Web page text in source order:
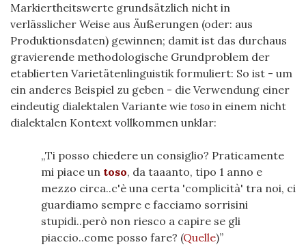
Markiertheitswerte grundsätzlich nicht in
verlässlicher Weise aus Äußerungen (oder: aus
Produktionsdaten) gewinnen; damit ist das durchaus
gravierende methodologische Grundproblem der
etablierten Varietätenlinguistik formuliert: So ist - um
ein anderes Beispiel zu geben - die Verwendung einer
eindeutig dialektalen Variante wie toso in einem nicht
dialektalen Kontext vollkommen unklar:
Ti posso chiedere un consiglio? Praticamente
mi piace un toso, da taaanto, tipo 1 anno e
mezzo circa..c'è una certa 'complicità' tra noi, ci
guardiamo sempre e facciamo sorrisini
stupidi..però non riesco a capire se gli
piaccio..come posso fare? (Quelle)